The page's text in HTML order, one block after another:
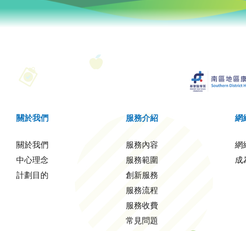
關於我們
關於我們
中心理念
計劃目的
服務介紹
服務內容
服務範圍
創新服務
服務流程
服務收費
常見問題
網
網
成